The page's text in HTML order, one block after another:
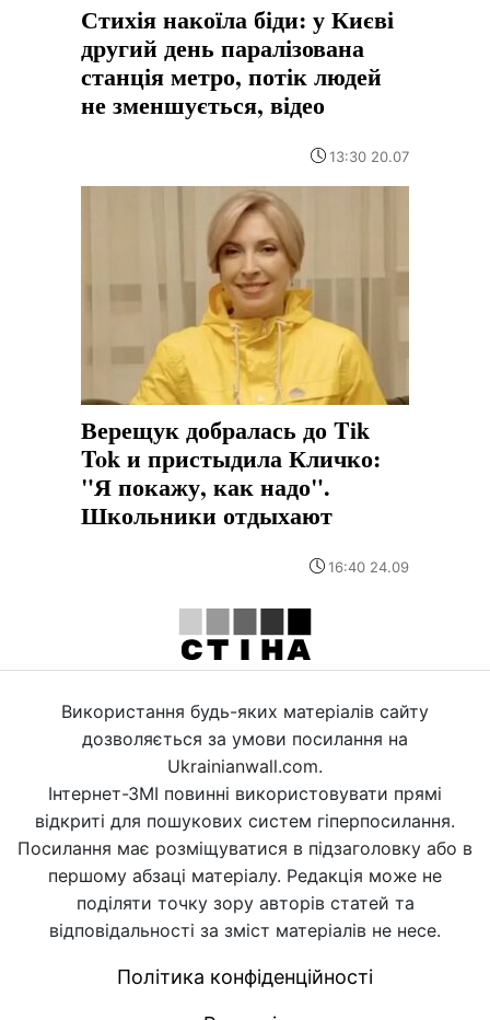
Стихія накоїла біди: у Києві
другий день паралізована
станція метро, потік людей
не зменшується, відео
13:30 20.07
Верещук добралась до Tik
Tok и пристыдила Кличко:
"Я покажу, как надо".
Школьники отдыхают
16:40 24.09
Використання будь-яких матеріалів сайту
дозволяється за умови посилання на
Ukrainianwall.com.
Інтернет-ЗМІ повинні використовувати прямі
відкриті для пошукових систем гіперпосилання.
Посилання має розміщуватися в підзаголовку або в
першому абзаці матеріалу. Редакція може не
поділяти точку зору авторів статей та
відповідальності за зміст матеріалів не несе.
Політика конфіденційності